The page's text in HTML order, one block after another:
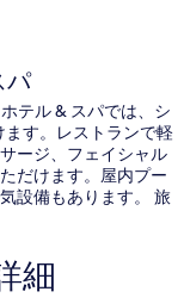
パ
テル & スパでは、シ
ます。レストランで軽
ージ、フェイシャル
だけます。屋内プー
設備もあります。 旅
細